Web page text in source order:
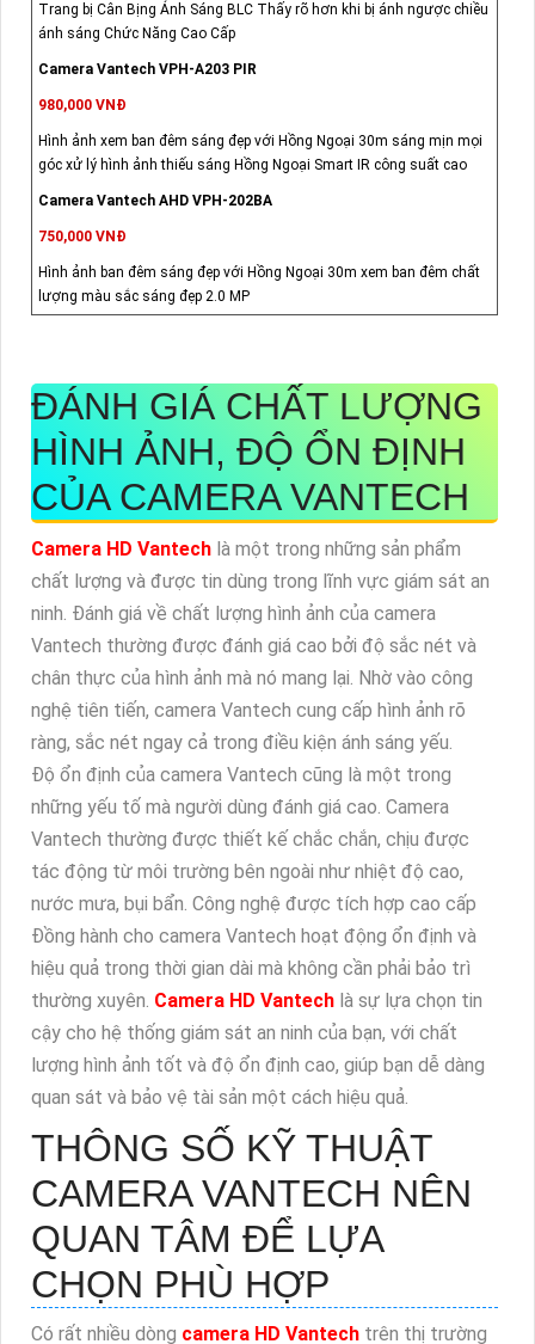
Trang bị Cân Bịng Ánh Sáng BLC Thấy rõ hơn khi bị ánh ngược chiều
ánh sáng Chức Năng Cao Cấp
Camera Vantech VPH-A203 PIR
980,000 VNĐ
Hình ảnh xem ban đêm sáng đẹp với Hồng Ngoại 30m sáng mịn mọi
góc xử lý hình ảnh thiếu sáng Hồng Ngoại Smart IR công suất cao
Camera Vantech AHD VPH-202BA
750,000 VNĐ
Hình ảnh ban đêm sáng đẹp với Hồng Ngoại 30m xem ban đêm chất
lượng màu sắc sáng đẹp 2.0 MP
ĐÁNH GIÁ CHẤT LƯỢNG
HÌNH ẢNH, ĐỘ ỔN ĐỊNH
CỦA CAMERA VANTECH
Camera HD Vantech là một trong những sản phẩm
chất lượng và được tin dùng trong lĩnh vực giám sát an
ninh. Đánh giá về chất lượng hình ảnh của camera
Vantech thường được đánh giá cao bởi độ sắc nét và
chân thực của hình ảnh mà nó mang lại. Nhờ vào công
nghệ tiên tiến, camera Vantech cung cấp hình ảnh rõ
ràng, sắc nét ngay cả trong điều kiện ánh sáng yếu.
Độ ổn định của camera Vantech cũng là một trong
những yếu tố mà người dùng đánh giá cao. Camera
Vantech thường được thiết kế chắc chắn, chịu được
tác động từ môi trường bên ngoài như nhiệt độ cao,
nước mưa, bụi bẩn. Công nghệ được tích hợp cao cấp
Đồng hành cho camera Vantech hoạt động ổn định và
hiệu quả trong thời gian dài mà không cần phải bảo trì
thường xuyên. Camera HD Vantech là sự lựa chọn tin
cậy cho hệ thống giám sát an ninh của bạn, với chất
lượng hình ảnh tốt và độ ổn định cao, giúp bạn dễ dàng
quan sát và bảo vệ tài sản một cách hiệu quả.
THÔNG SỐ KỸ THUẬT
CAMERA VANTECH NÊN
QUAN TÂM ĐỂ LỰA
CHỌN PHÙ HỢP
Có rất nhiều dòng camera HD Vantech trên thị trường